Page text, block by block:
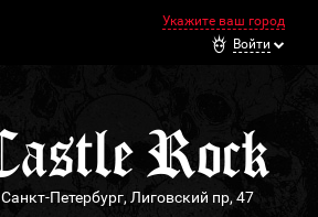
Укажите ваш город
Войти
Санкт-Петербург, Лиговский пр, 47